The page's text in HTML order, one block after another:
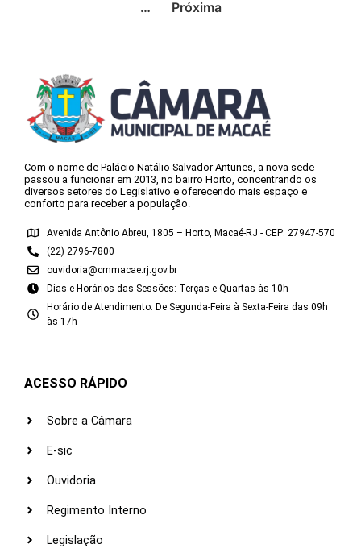
… Próxima
Com o nome de Palácio Natálio Salvador Antunes, a nova sede
passou a funcionar em 2013, no bairro Horto, concentrando os
diversos setores do Legislativo e oferecendo mais espaço e
conforto para receber a população.
Avenida Antônio Abreu, 1805 – Horto, Macaé-RJ - CEP: 27947-570
(22) 2796-7800
ouvidoria@cmmacae.rj.gov.br
Dias e Horários das Sessões: Terças e Quartas às 10h
Horário de Atendimento: De Segunda-Feira à Sexta-Feira das 09h
às 17h
ACESSO RÁPIDO
Sobre a Câmara
E-sic
Ouvidoria
Regimento Interno
Legislação